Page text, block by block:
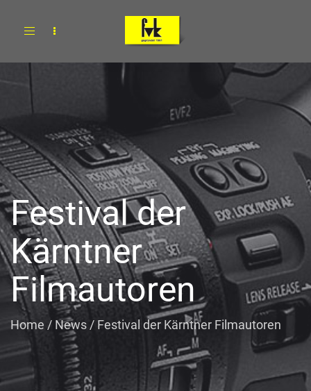
Toggle
Festival der
Kärntner
Filmautoren
Home / News / Festival der Kärntner Filmautoren